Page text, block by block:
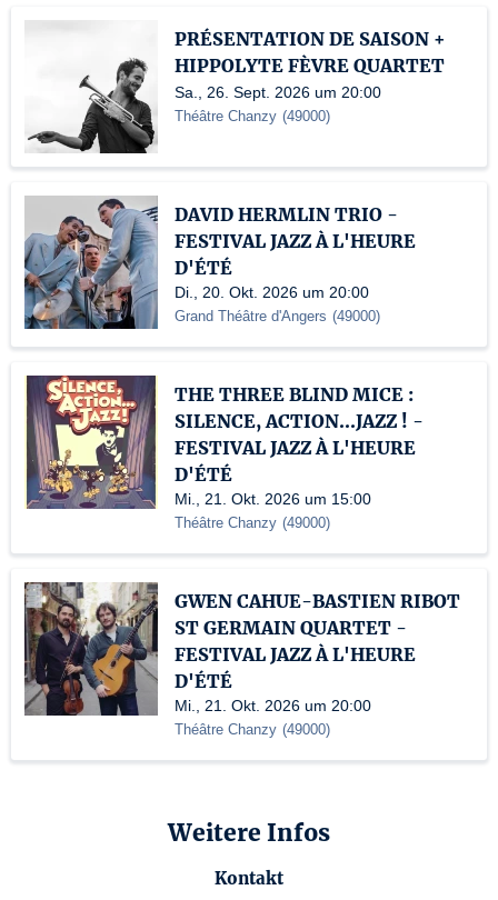
PRÉSENTATION DE SAISON +
HIPPOLYTE FÈVRE QUARTET
Sa., 26. Sept. 2026 um 20:00
Théâtre Chanzy (49000)
DAVID HERMLIN TRIO -
FESTIVAL JAZZ À L'HEURE
D'ÉTÉ
Di., 20. Okt. 2026 um 20:00
Grand Théâtre d'Angers (49000)
THE THREE BLIND MICE :
SILENCE, ACTION...JAZZ ! -
FESTIVAL JAZZ À L'HEURE
D'ÉTÉ
Mi., 21. Okt. 2026 um 15:00
Théâtre Chanzy (49000)
GWEN CAHUE-BASTIEN RIBOT
ST GERMAIN QUARTET -
FESTIVAL JAZZ À L'HEURE
D'ÉTÉ
Mi., 21. Okt. 2026 um 20:00
Théâtre Chanzy (49000)
Weitere Infos
Kontakt